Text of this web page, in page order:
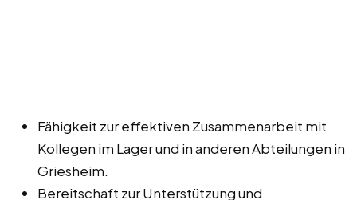
Fähigkeit zur effektiven Zusammenarbeit mit
Kollegen im Lager und in anderen Abteilungen in
Griesheim.
Bereitschaft zur Unterstützung und